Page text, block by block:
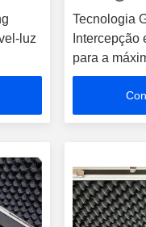
luz
Tecnologia
para a